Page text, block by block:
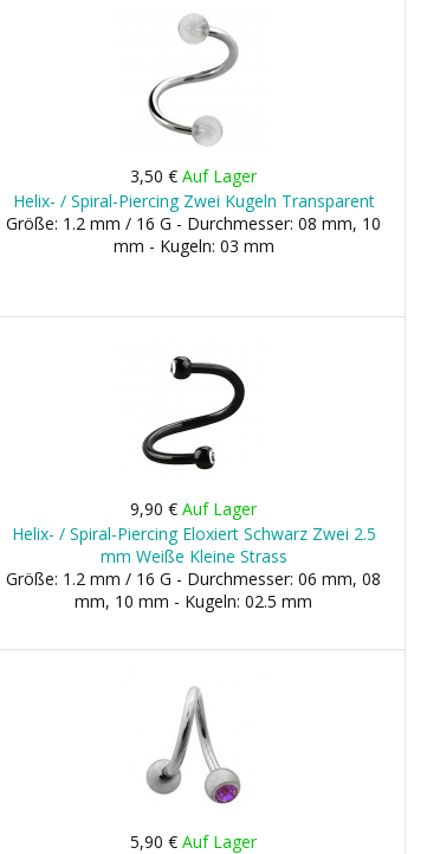
3,50 €Auf Lager
Helix- / Spiral-Piercing Zwei Kugeln Transparent
Größe: 1.2 mm / 16 G - Durchmesser: 08 mm, 10
mm - Kugeln: 03 mm
9,90 €Auf Lager
Helix- / Spiral-Piercing Eloxiert Schwarz Zwei 2.5
mm Weiße Kleine Strass
Größe: 1.2 mm / 16 G - Durchmesser: 06 mm, 08
mm, 10 mm - Kugeln: 02.5 mm
5,90 €Auf Lager